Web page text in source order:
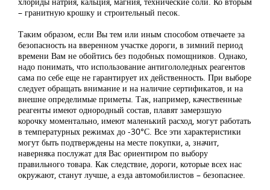
– гранитную крошку и строительный песок.
Таким образом, если Вы тем или иным способом отвечаете за
безопасность на вверенном участке дороги, в зимний период
времени Вам не обойтись без подобных помощников. Однако,
надо понимать, что использование антигололедных реагентов
сама по себе еще не гарантирует их действенность. При выборе
следует обращать внимание и на наличие сертификатов, и на
внешне определимые приметы. Так, например, качественные
реагенты имеют однородный состав, плавят замерзшую
корочку моментально, имеют маленький расход, могут работать
в температурных режимах до -30°С. Все эти характеристики
могут быть подтверждены на месте покупки, а, значит,
наверняка послужат для Вас ориентиром по выбору
правильного товара. Как следствие, дороги, которые всех нас
окружают, станут лучше, а езда автомобилистов – безопаснее.